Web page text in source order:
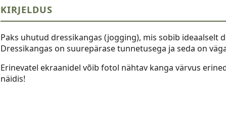
KIRJELDUS
Paks uhutud dressikangas (jogging), mis sobib ideaalselt
Dressikangas on suurepärase tunnetusega ja seda on
Erinevatel ekraanidel võib fotol nähtav kanga värvus
näidis!